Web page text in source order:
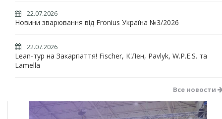
22.07.2026
Новини зварювання від Fronius Україна №3/2026
22.07.2026
Lean-тур на Закарпаття! Fischer, К'Лен, Pavlyk, W.P.E.S. та
Lamella
Все новости